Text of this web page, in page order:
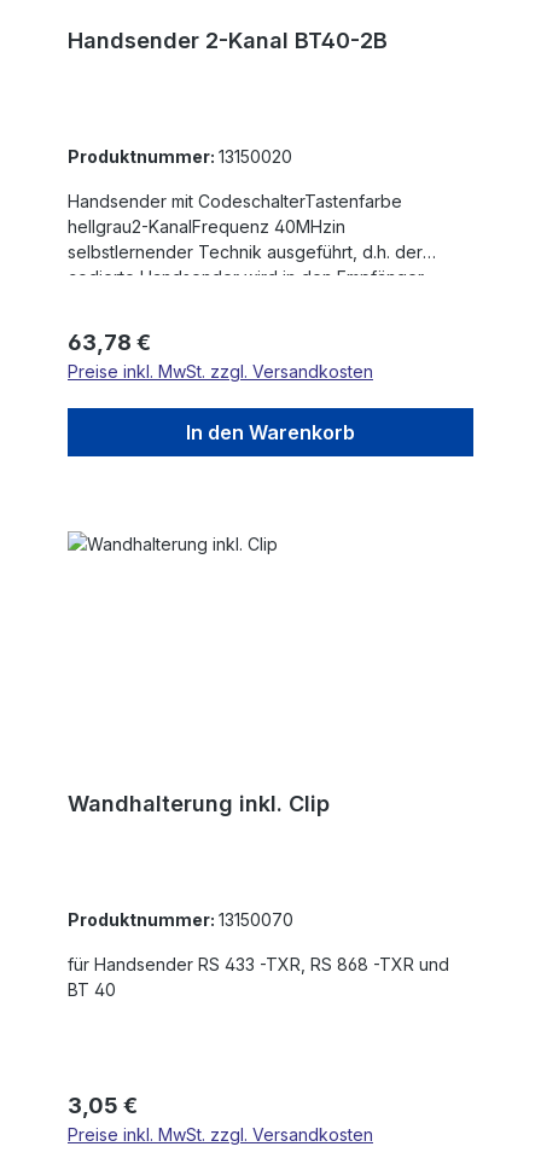
Handsender 2-Kanal BT40-2B
Produktnummer: 13150020
Handsender mit CodeschalterTastenfarbe
hellgrau2-KanalFrequenz 40MHzin
selbstlernender Technik ausgeführt, d.h. der
codierte Handsender wird in den Empfänger
Regulärer Preis:
63,78 €
Preise inkl. MwSt. zzgl. Versandkosten
In den Warenkorb
Wandhalterung inkl. Clip
Produktnummer: 13150070
für Handsender RS 433 -TXR, RS 868 -TXR und
BT 40
Regulärer Preis:
3,05 €
Preise inkl. MwSt. zzgl. Versandkosten